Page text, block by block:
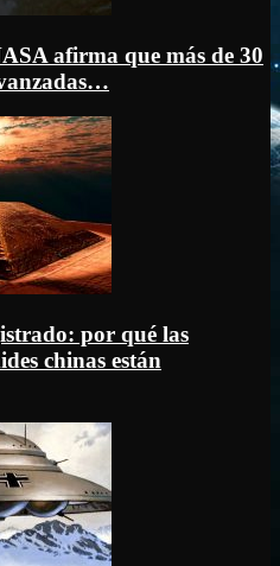
afirma que más de 30
por qué las
chinas están